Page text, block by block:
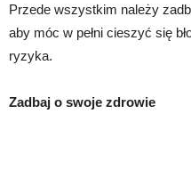
Przede wszystkim należy
aby móc w pełni cieszyć się
ryzyka.
Zadbaj o swoje zdrowie